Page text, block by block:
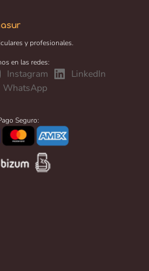
y profesionales.
en las redes:
Instagram
LinkedIn
WhatsApp
Seguro: